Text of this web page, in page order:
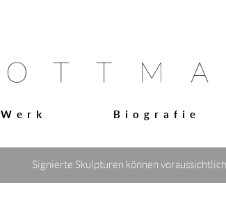
Werk Biografie
Signierte Skulpturen können